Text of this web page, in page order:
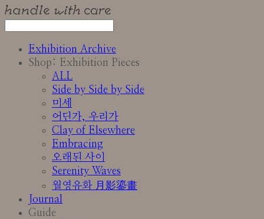
Exhibition Archive
Shop: Exhibition Pieces
ALL
Side by Side by Side
미세
어딘가, 우리가
Clay of Elsewhere
Embracing
오래된 사이
Serenity Waves
월영유화 月影鎏畫
Journal
Guide